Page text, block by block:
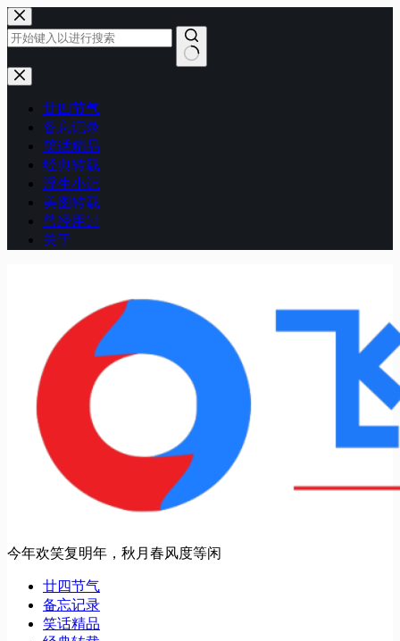
跳
至
内
容
无
廿四节气
备忘记录
笑话精品
经典转载
浮生小记
美图转载
曾经用过
关于
今年欢笑复明年，秋月春风度等闲
廿四节气
备忘记录
笑话精品